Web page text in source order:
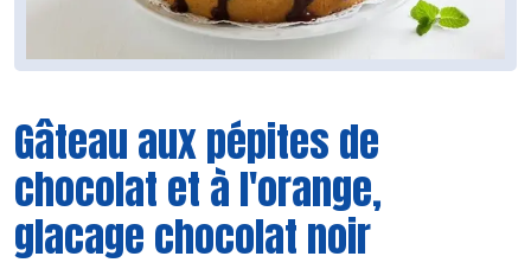
Gâteau aux pépites de
chocolat et à l'orange,
glacage chocolat noir